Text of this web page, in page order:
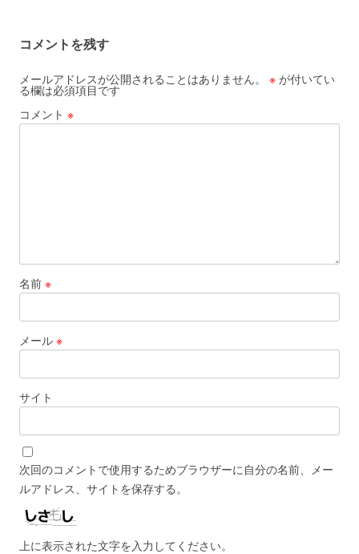
コメントを残す
メールアドレスが公開されることはありません。 ※ が付いてい
る欄は必須項目です
コメント ※
名前 ※
メール ※
サイト
次回のコメントで使用するためブラウザーに自分の名前、メー
ルアドレス、サイトを保存する。
上に表示された文字を入力してください。